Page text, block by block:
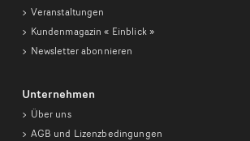
Veranstaltungen
Kundenmagazin« Einblick »
Newsletter abonnieren
Unternehmen
Über uns
AGB und Lizenzbedingungen